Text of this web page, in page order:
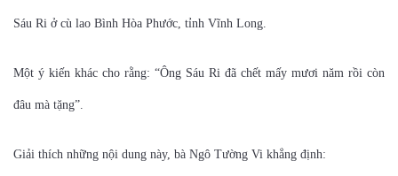
Sáu Ri ở cù lao Bình Hòa Phước, tỉnh Vĩnh Long.
Một ý kiến khác cho rằng: “Ông Sáu Ri đã chết mấy mươi năm rồi còn
đâu mà tặng”.
Giải thích những nội dung này, bà Ngô Tường Vi khẳng định: